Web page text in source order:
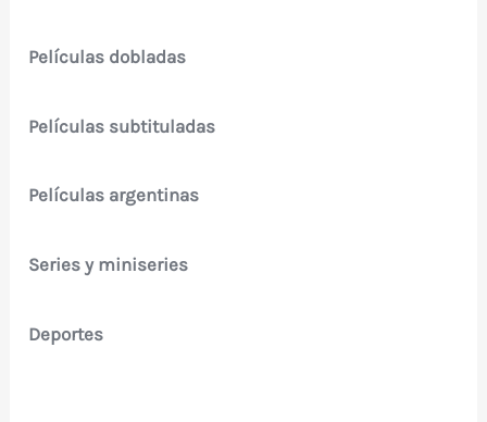
Películas dobladas
Películas subtituladas
Películas argentinas
Series y miniseries
Deportes